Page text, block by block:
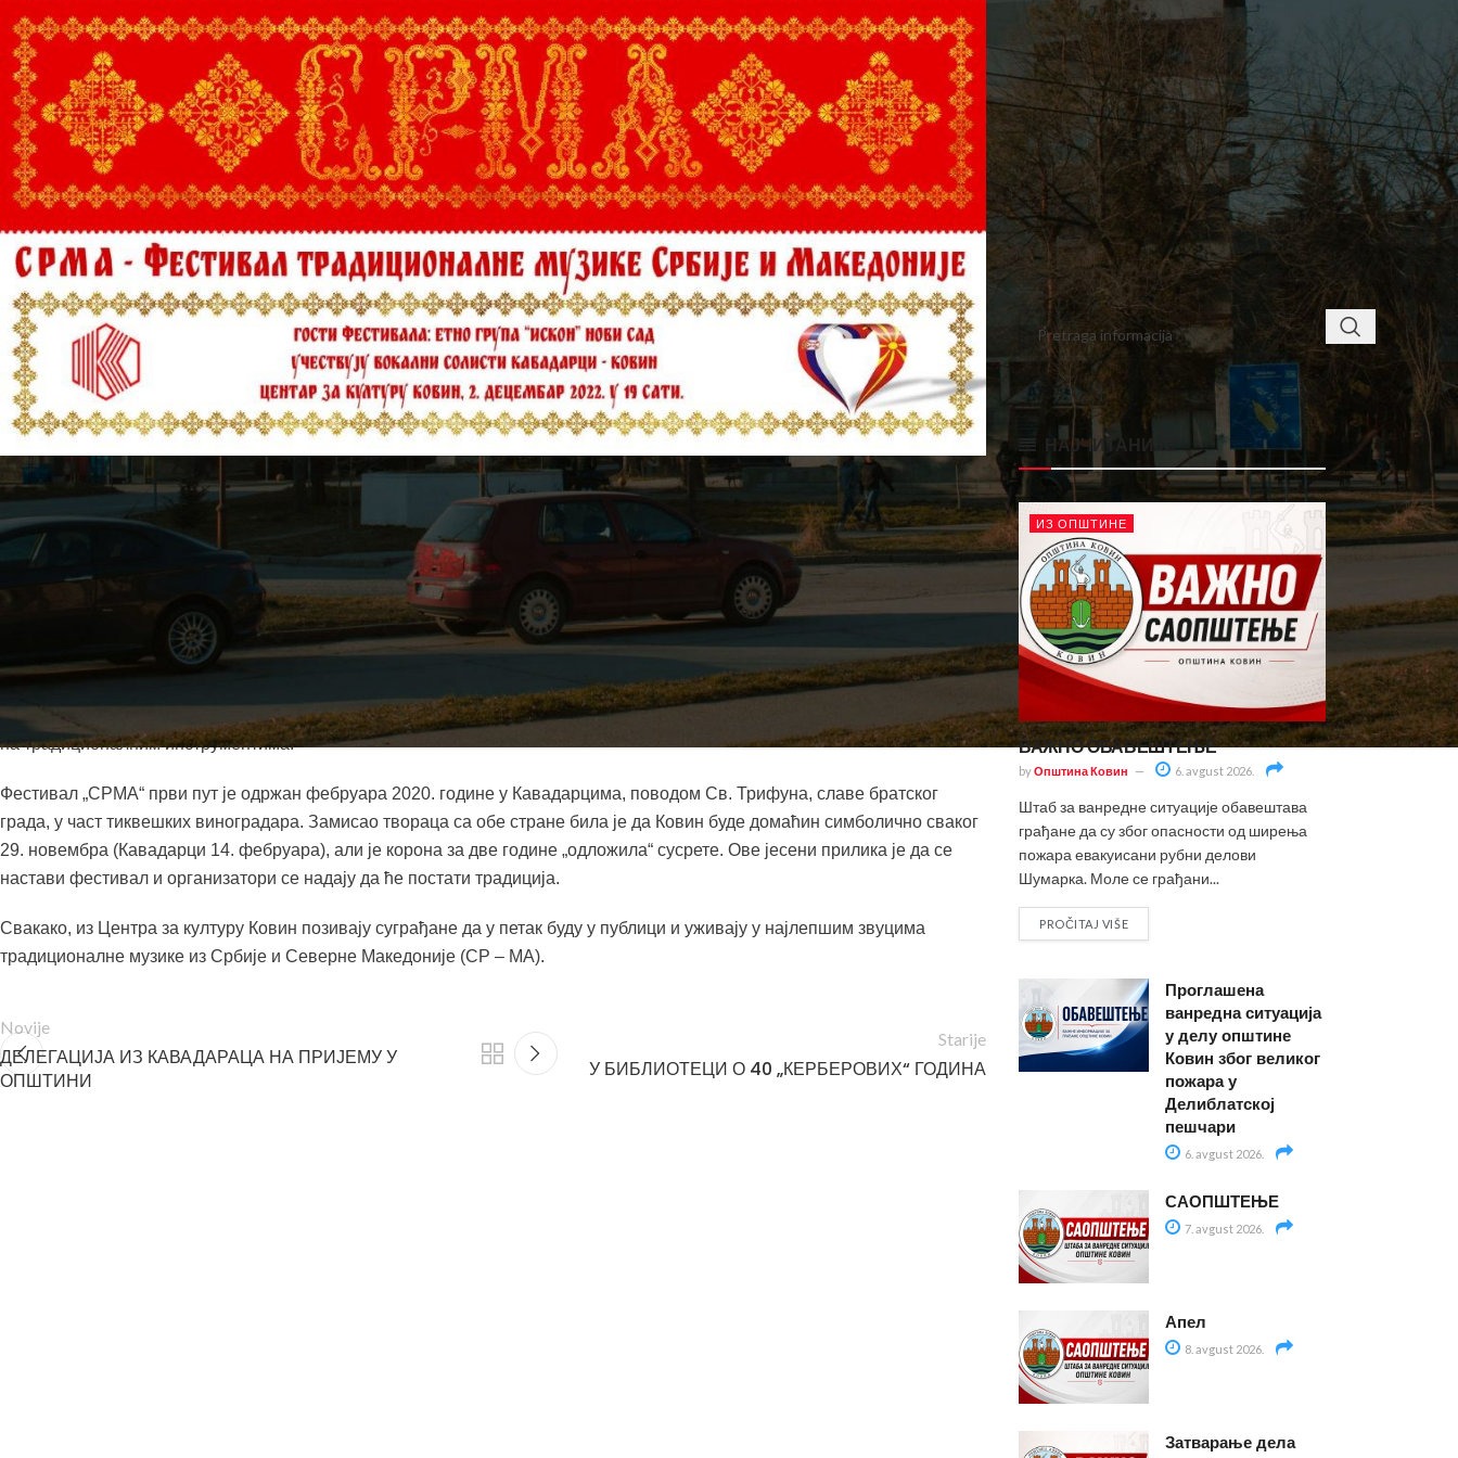
ВЕЛИКИ ЗАЈЕДНИЧКИ ПРОЈЕКАТ ПОБРАТИМА ИЗ СРБИЈЕ И СЕВЕРНЕ МАКЕДОНИЈЕ
Међународни фестивал традиционалне музике „СРМА“, који заједнички организују братски
градови Кавадарци и Ковин, биће одржан у петак 2. децембра почев од 19,00 часова у позоришној
сали Центра за културу Ковин.
Етно песмама из свог краја, публици ће се представити полазници Музичке школе „Лазо Мицев –
Рале“ из Кавадараца и представници друштава из ковинске општине. Програм ће „зачинити“
специјални гости, позната новосадска група „Искон“, која изводи етно музику балканских народа
на традиционалним инструментима.
Фестивал „СРМА“ први пут је одржан фебруара 2020. године у Кавадарцима, поводом Св. Трифуна, славе братског
града, у част тиквешких виноградара. Замисао твораца са обе стране била је да Ковин буде домаћин симболично сваког
29. новембра (Кавадарци 14. фебруара), али је корона за две године „одложила“ сусрете. Ове јесени прилика је да се
настави фестивал и организатори се надају да ће постати традиција.
Свакако, из Центра за културу Ковин позивају суграђане да у петак буду у публици и уживају у најлепшим звуцима
традиционалне музике из Србије и Северне Македоније (СР – МА).
Novije
ДЕЛЕГАЦИЈА ИЗ КАВАДАРАЦА НА ПРИЈЕМУ У
ОПШТИНИ
Starije
У БИБЛИОТЕЦИ О 40 „КЕРБЕРОВИХ“ ГОДИНА
7 9 12
14 15 16 17 18
21 22 23 24 25 26 27
28 29
30
« okt
dec »
< class="widget-title">ПРОНАЂИТЕ
НАЈЧИТАНИЈЕ
ИЗ ОПШТИНЕ
ВАЖНО ОБАВЕШТЕЊЕ
byОпштина Ковин 6. avgust 2026.
Штаб за ванредне ситуације обавештава
грађане да су због опасности од ширења
пожара евакуисани рубни делови
Шумарка. Моле се грађани...
PROČITAJ VIŠE
Проглашена
ванредна ситуација
у делу општине
Ковин због великог
пожара у
Делиблатској
пешчари
6. avgust 2026.
САОПШТЕЊЕ
7. avgust 2026.
Апел
8. avgust 2026.
Затварање дела